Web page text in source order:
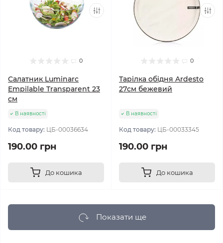
0
Салатник Luminarc
Empilable Transparent 23
см
В наявності
Код товару: ЦБ-00036634
190.00 грн
До кошика
0
Тарілка обідня Ardesto
27см бежевий
В наявності
Код товару: ЦБ-00033345
190.00 грн
До кошика
Показати ще